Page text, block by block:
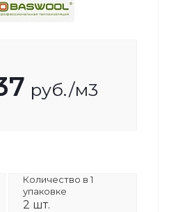
руб./м3
Количество в 1
упаковке
2 шт.